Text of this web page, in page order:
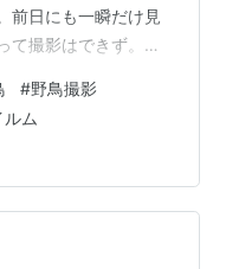
前日にも一瞬だけ見
て撮影はできず。な
ラに照準器も付け
ましたが、１時間
れたけど飛んだの
ンボケになってしま
とができませんでし
…
#野鳥撮影
ム